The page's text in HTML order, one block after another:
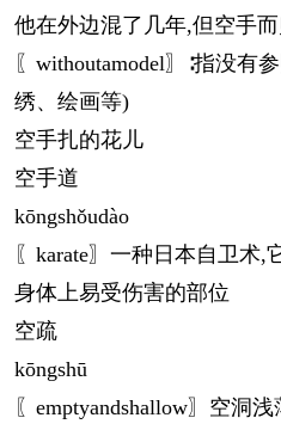
他在外边混了几年,但空手而
〖withoutamodel〗∶指没有
绣、绘画等)
空手扎的花儿
空手道
kōngshǒudào
〖karate〗一种日本自卫术
身体上易受伤害的部位
空疏
kōngshū
〖emptyandshallow〗空洞